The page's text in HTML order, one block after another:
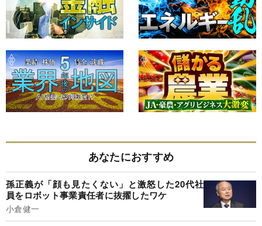
あなたにおすすめ
孫正義が「顔も見たくない」と激怒した20代社
員をロボット事業責任者に抜擢したワケ
小倉健一